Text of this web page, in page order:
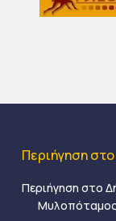
Περιήγηση
Περιήγηση στο